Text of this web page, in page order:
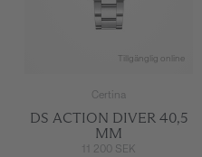
Tillgänglig online
Certina
DS ACTION DIVER 40,5
MM
11 200 SEK